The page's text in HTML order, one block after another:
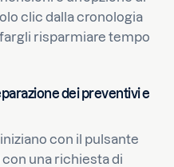
clic dalla cronologia
risparmiare tempo
dei preventivi e
con il pulsante
una richiesta di